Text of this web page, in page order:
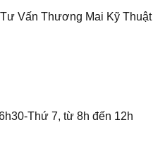
Vấn Thương Mai Kỹ Thuật
Thứ 7, từ 8h đến 12h